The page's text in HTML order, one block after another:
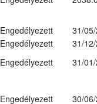
Engedélyezett
31/
Engedélyezett
31/
Engedélyezett
31/
Engedélyezett 30/